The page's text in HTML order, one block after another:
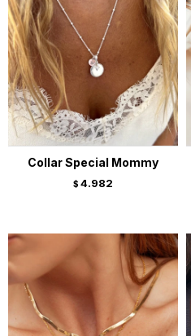
Collar Special Mommy
$ 4.982